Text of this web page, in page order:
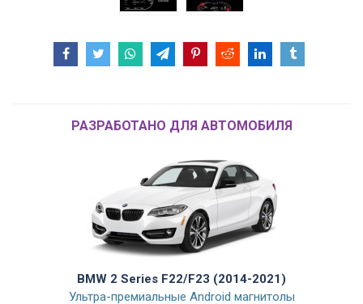
РАЗРАБОТАНО ДЛЯ АВТОМОБИЛЯ
BMW 2 Series F22/F23 (2014-2021)
Ультра-премиальные Android магнитолы